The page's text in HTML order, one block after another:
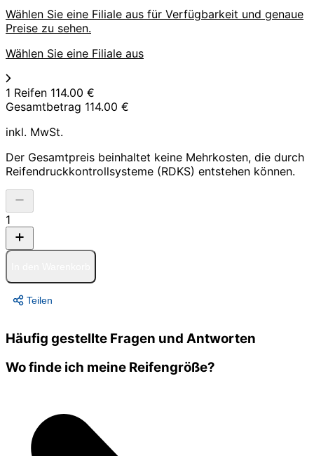
Wählen Sie eine Filiale aus für Verfügbarkeit und genaue
Preise zu sehen.
Wählen Sie eine Filiale aus
1 Reifen 114.00 €
Gesamtbetrag 114.00 €
inkl. MwSt.
Der Gesamtpreis beinhaltet keine Mehrkosten, die durch
Reifendruckkontrollsysteme (RDKS) entstehen können.
1
Teilen
Häufig gestellte Fragen und Antworten
Wo finde ich meine Reifengröße?